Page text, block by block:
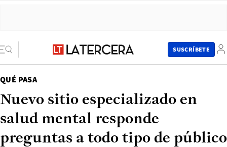
SUSCRÍBETE
QUÉ PASA
Nuevo sitio especializado en
salud mental responde
preguntas a todo tipo de público